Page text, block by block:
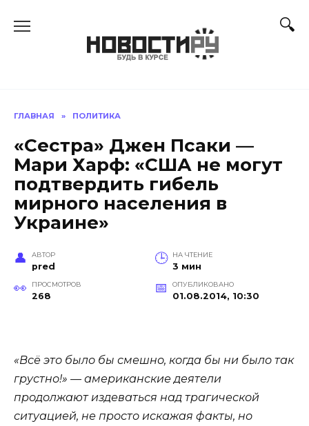
ГЛАВНАЯ » ПОЛИТИКА
«Сестра» Джен Псаки —
Мари Харф: «США не могут
подтвердить гибель
мирного населения в
Украине»
АВТОР
pred
НА ЧТЕНИЕ
3 мин
ПРОСМОТРОВ
268
ОПУБЛИКОВАНО
01.08.2014, 10:30
«Всё это было бы смешно, когда бы ни было так
грустно!» — американские деятели
продолжают издеваться над трагической
ситуацией, не просто искажая факты, но